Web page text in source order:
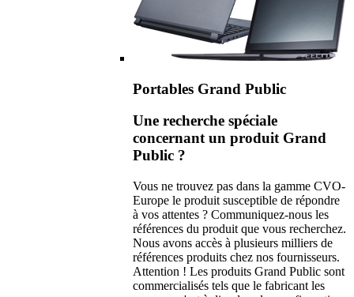
Portables Grand Public
Une recherche spéciale
concernant un produit Grand
Public ?
Vous ne trouvez pas dans la gamme CVO-
Europe le produit susceptible de répondre
à vos attentes ? Communiquez-nous les
références du produit que vous recherchez.
Nous avons accès à plusieurs milliers de
références produits chez nos fournisseurs.
Attention ! Les produits Grand Public sont
commercialisés tels que le fabricant les